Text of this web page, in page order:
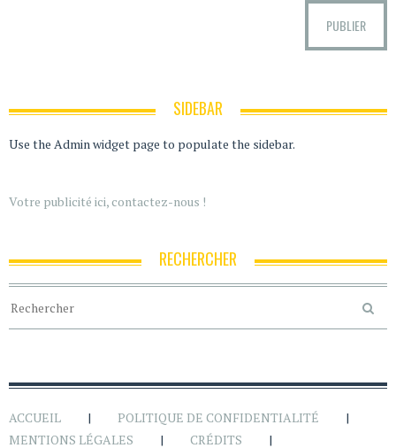
SIDEBAR
Use the Admin widget page to populate the sidebar.
Votre publicité ici, contactez-nous !
RECHERCHER
ACCUEIL
POLITIQUE DE CONFIDENTIALITÉ
MENTIONS LÉGALES
CRÉDITS